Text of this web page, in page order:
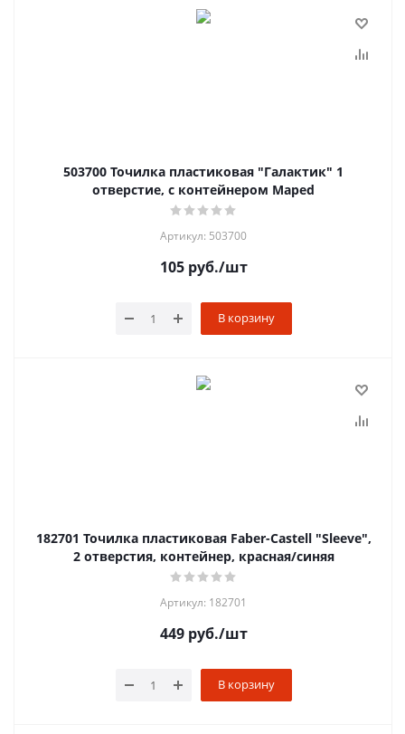
503700 Точилка пластиковая "Галактик" 1
отверстие, с контейнером Maped
Артикул: 503700
105руб./шт
В корзину
182701 Точилка пластиковая Faber-Castell "Sleeve",
2 отверстия, контейнер, красная/синяя
Артикул: 182701
449руб./шт
В корзину